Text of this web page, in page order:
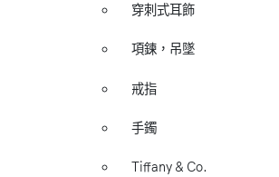
穿刺式耳飾
項鍊，吊墜
戒指
手鐲
Tiffany & Co.